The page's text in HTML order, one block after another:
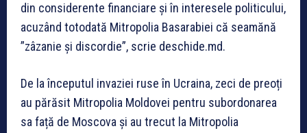
din considerente financiare și în interesele politicului,
acuzând totodată Mitropolia Basarabiei că seamănă
”zâzanie și discordie”, scrie deschide.md.
De la începutul invaziei ruse în Ucraina, zeci de preoți
au părăsit Mitropolia Moldovei pentru subordonarea
sa față de Moscova și au trecut la Mitropolia